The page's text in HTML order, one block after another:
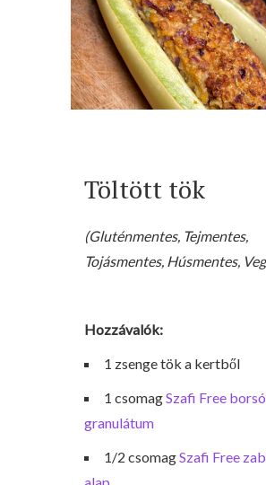
Töltött tök
(Gluténmentes, Tejmentes,
Tojásmentes, Húsmentes,
Hozzávalók:
1 zsenge tök a kertből
1 csomagSzafi Free
granulátum
1/2 csomagSzafi Free